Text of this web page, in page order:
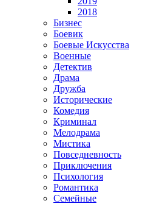
2018
Бизнес
Боевик
Боевые Искусства
Военные
Детектив
Драма
Дружба
Исторические
Комедия
Криминал
Мелодрама
Мистика
Повседневность
Приключения
Психология
Романтика
Семейные